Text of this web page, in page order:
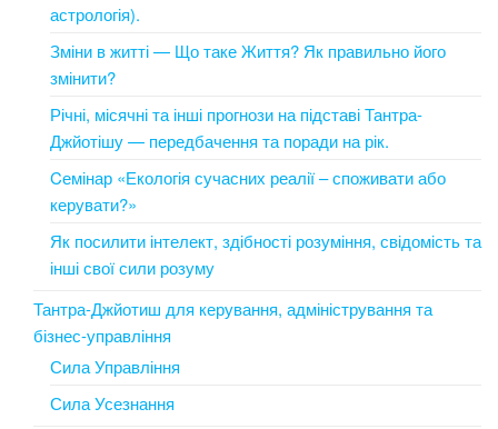
астрологія).
Зміни в житті — Що таке Життя? Як правильно його
змінити?
Річні, місячні та інші прогнози на підставі Тантра-
Джйотішу — передбачення та поради на рік.
Cемінар «Екологія сучасних реалії – споживати або
керувати?»
Як посилити інтелект, здібності розуміння, свідомість та
інші свої сили розуму
Тантра-Джйотиш для керування, адміністрування та
бізнес-управління
Сила Управління
Сила Усезнання